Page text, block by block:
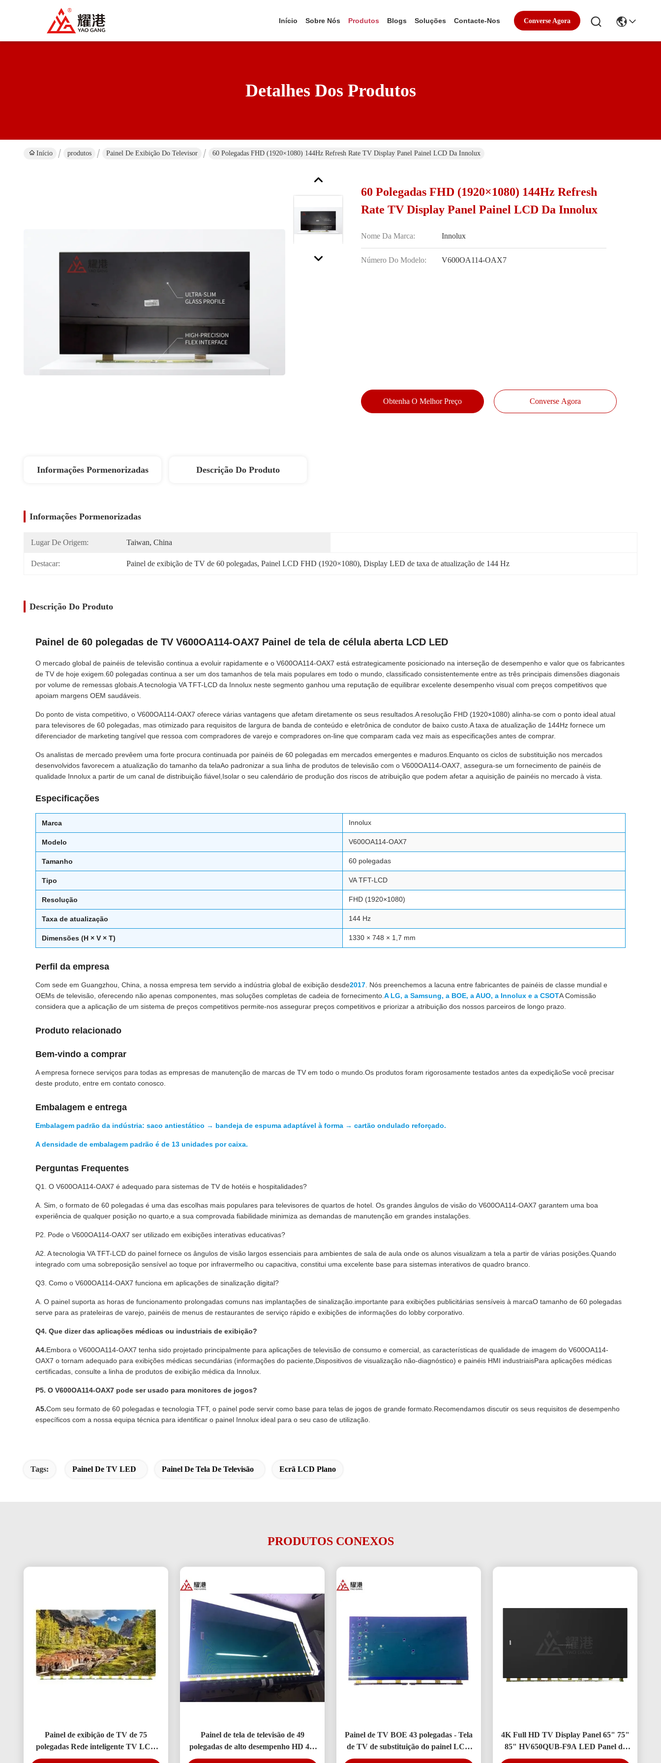
Início Sobre Nós Produtos Blogs Soluções Contacte-Nos Converse Agora
Detalhes Dos Produtos
Início produtos Painel De Exibição Do Televisor 60 Polegadas FHD (1920×1080) 144Hz Refresh Rate TV Display Panel Painel LCD Da Innolux
60 Polegadas FHD (1920×1080) 144Hz Refresh
Rate TV Display Panel Painel LCD Da Innolux
Nome Da Marca: Innolux
Número Do Modelo: V600OA114-OAX7
Obtenha O Melhor Preço Converse Agora
Informações Pormenorizadas Descrição Do Produto
Informações Pormenorizadas
Lugar De Origem: Taiwan, China
Destacar: Painel de exibição de TV de 60 polegadas, Painel LCD FHD (1920×1080), Display LED de taxa de atualização de 144 Hz
Descrição Do Produto
Painel de 60 polegadas de TV V600OA114-OAX7 Painel de tela de célula aberta LCD LED
O mercado global de painéis de televisão continua a evoluir rapidamente e o V600OA114-OAX7 está estrategicamente posicionado na interseção de desempenho e valor que os fabricantes
de TV de hoje exigem.60 polegadas continua a ser um dos tamanhos de tela mais populares em todo o mundo, classificado consistentemente entre as três principais dimensões diagonais
por volume de remessas globais.A tecnologia VA TFT-LCD da Innolux neste segmento ganhou uma reputação de equilibrar excelente desempenho visual com preços competitivos que
apoiam margens OEM saudáveis.
Do ponto de vista competitivo, o V600OA114-OAX7 oferece várias vantagens que afetam diretamente os seus resultados.A resolução FHD (1920×1080) alinha-se com o ponto ideal atual
para televisores de 60 polegadas, mas otimizado para requisitos de largura de banda de conteúdo e eletrônica de condutor de baixo custo.A taxa de atualização de 144Hz fornece um
diferenciador de marketing tangível que ressoa com compradores de varejo e compradores on-line que comparam cada vez mais as especificações antes de comprar.
Os analistas de mercado prevêem uma forte procura continuada por painéis de 60 polegadas em mercados emergentes e maduros.Enquanto os ciclos de substituição nos mercados
desenvolvidos favorecem a atualização do tamanho da telaAo padronizar a sua linha de produtos de televisão com o V600OA114-OAX7, assegura-se um fornecimento de painéis de
qualidade Innolux a partir de um canal de distribuição fiável,Isolar o seu calendário de produção dos riscos de atribuição que podem afetar a aquisição de painéis no mercado à vista.
Especificações
Marca Innolux
Modelo V600OA114-OAX7
Tamanho 60 polegadas
Tipo VA TFT-LCD
Resolução FHD (1920×1080)
Taxa de atualização 144 Hz
Dimensões (H × V × T) 1330 × 748 × 1,7 mm
Perfil da empresa
Com sede em Guangzhou, China, a nossa empresa tem servido a indústria global de exibição desde2017 . Nós preenchemos a lacuna entre fabricantes de painéis de classe mundial e
OEMs de televisão, oferecendo não apenas componentes, mas soluções completas de cadeia de fornecimento. A LG, a Samsung, a BOE, a AUO, a Innolux e a CSOTA Comissão
considera que a aplicação de um sistema de preços competitivos permite-nos assegurar preços competitivos e priorizar a atribuição dos nossos parceiros de longo prazo.
Produto relacionado
Bem-vindo a comprar
A empresa fornece serviços para todas as empresas de manutenção de marcas de TV em todo o mundo.Os produtos foram rigorosamente testados antes da expediçãoSe você precisar
deste produto, entre em contato conosco.
Embalagem e entrega
Embalagem padrão da indústria: saco antiestático → bandeja de espuma adaptável à forma → cartão ondulado reforçado.
A densidade de embalagem padrão é de 13 unidades por caixa.
Perguntas Frequentes
Q1. O V600OA114-OAX7 é adequado para sistemas de TV de hotéis e hospitalidades?
A. Sim, o formato de 60 polegadas é uma das escolhas mais populares para televisores de quartos de hotel. Os grandes ângulos de visão do V600OA114-OAX7 garantem uma boa
experiência de qualquer posição no quarto,e a sua comprovada fiabilidade minimiza as demandas de manutenção em grandes instalações.
P2. Pode o V600OA114-OAX7 ser utilizado em exibições interativas educativas?
A2. A tecnologia VA TFT-LCD do painel fornece os ângulos de visão largos essenciais para ambientes de sala de aula onde os alunos visualizam a tela a partir de várias posições.Quando
integrado com uma sobreposição sensível ao toque por infravermelho ou capacitiva, constitui uma excelente base para sistemas interativos de quadro branco.
Q3. Como o V600OA114-OAX7 funciona em aplicações de sinalização digital?
A. O painel suporta as horas de funcionamento prolongadas comuns nas implantações de sinalização.importante para exibições publicitárias sensíveis à marcaO tamanho de 60 polegadas
serve para as prateleiras de varejo, painéis de menus de restaurantes de serviço rápido e exibições de informações do lobby corporativo.
Q4. Que dizer das aplicações médicas ou industriais de exibição?
A4.Embora o V600OA114-OAX7 tenha sido projetado principalmente para aplicações de televisão de consumo e comercial, as características de qualidade de imagem do V600OA114-
OAX7 o tornam adequado para exibições médicas secundárias (informações do paciente,Dispositivos de visualização não-diagnóstico) e painéis HMI industriaisPara aplicações médicas
certificadas, consulte a linha de produtos de exibição médica da Innolux.
P5. O V600OA114-OAX7 pode ser usado para monitores de jogos?
A5.Com seu formato de 60 polegadas e tecnologia TFT, o painel pode servir como base para telas de jogos de grande formato.Recomendamos discutir os seus requisitos de desempenho
específicos com a nossa equipa técnica para identificar o painel Innolux ideal para o seu caso de utilização.
Tags: Painel De TV LED Painel De Tela De Televisão Ecrã LCD Plano
PRODUTOS CONEXOS
Painel de exibição de TV de 75
polegadas Rede inteligente TV LCD
Screen Fo BOE LG Hisense Reposição
Painel de tela de televisão de 49
polegadas de alto desempenho HD 4K
LCD Display TV LED Monitor
Painel de TV BOE 43 polegadas - Tela
de TV de substituição do painel LCD
HV-430FHB-N10
4K Full HD TV Display Panel 65" 75"
85" HV650QUB-F9A LED Panel de
célula aberta